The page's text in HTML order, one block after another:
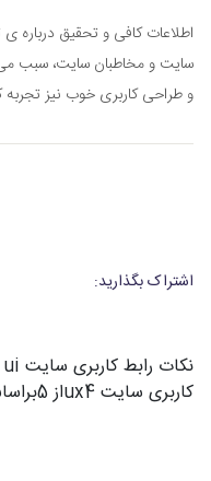
اطلاعات کافی و تحقیق درباره
سایت و مخاطبان سایت، سبب
و طراحی کاربری خوب نیز
اشتراک بگذارید:
کاربری سایت ux4 از5